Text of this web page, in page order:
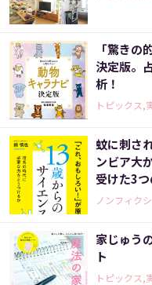
「驚き
決定版。
析！
トピックス,
蚊に刺さ
ンビア大
受けた3
ノンフィク
家じゅう
ト
トピックス,